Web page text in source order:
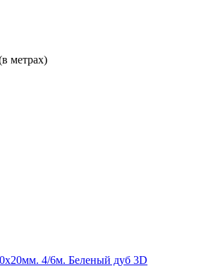
метрах)